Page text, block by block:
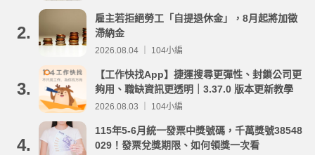
2.
雇主若拒絕勞工「自提退休金」，8月起將加徵
滯納金
2026.08.04 ｜ 104小編
3.
【工作快找App】捷運搜尋更彈性、封鎖公司更
夠用、職缺資訊更透明｜3.37.0 版本更新教學
2026.08.03 ｜ 104小編
4.
115年5-6月統一發票中獎號碼，千萬獎號38548
029！發票兌獎期限、如何領獎一次看